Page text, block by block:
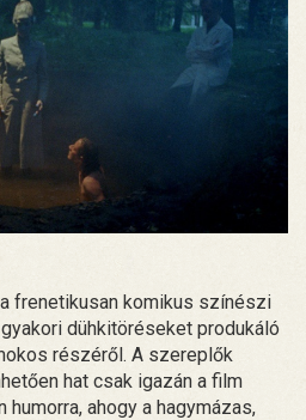
frenetikusan komikus színészi
dühkitöréseket produkáló
részéről. A szereplők
hat csak igazán a film
ahogy a hagymázas,